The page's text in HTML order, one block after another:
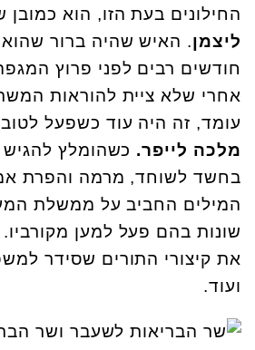
החילונים בעת הזו, הוא כמובן
ליצמן. האיש שהיה ברור שהוא
חודשים רבים לפני פרוץ
אחרי שלא ציית להוראות
עומד, זה היה עוד כשפעל
מלכה לייפר. כשהומלץ להגיש
בחשד לשוחד, מרמה והפרת
המילים החביב על ממשלת
שונות בהם פעל למען
את קיצורי התורים שסידר
ועוד.